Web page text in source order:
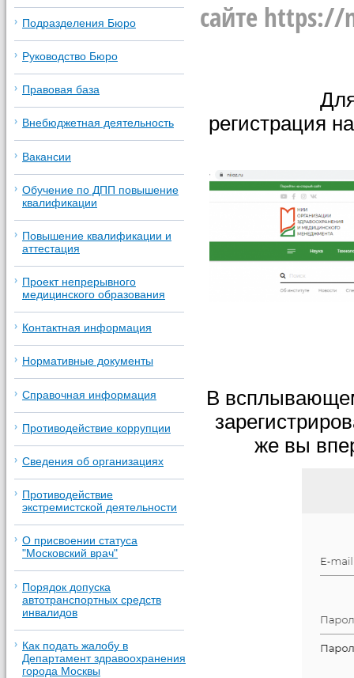
сайте
регистрация
В
же вы
Подразделения Бюро
Руководство Бюро
Правовая база
Внебюджетная деятельность
Вакансии
Обучение по ДПП повышение
квалификации
Повышение квалификации и
аттестация
Проект непрерывного
медицинского образования
Контактная информация
Нормативные документы
Справочная информация
Противодействие коррупции
Сведения об организациях
Противодействие
экстремистской деятельности
О присвоении статуса
"Московский врач"
Порядок допуска
автотранспортных средств
инвалидов
Как подать жалобу в
Департамент здравоохранения
города Москвы